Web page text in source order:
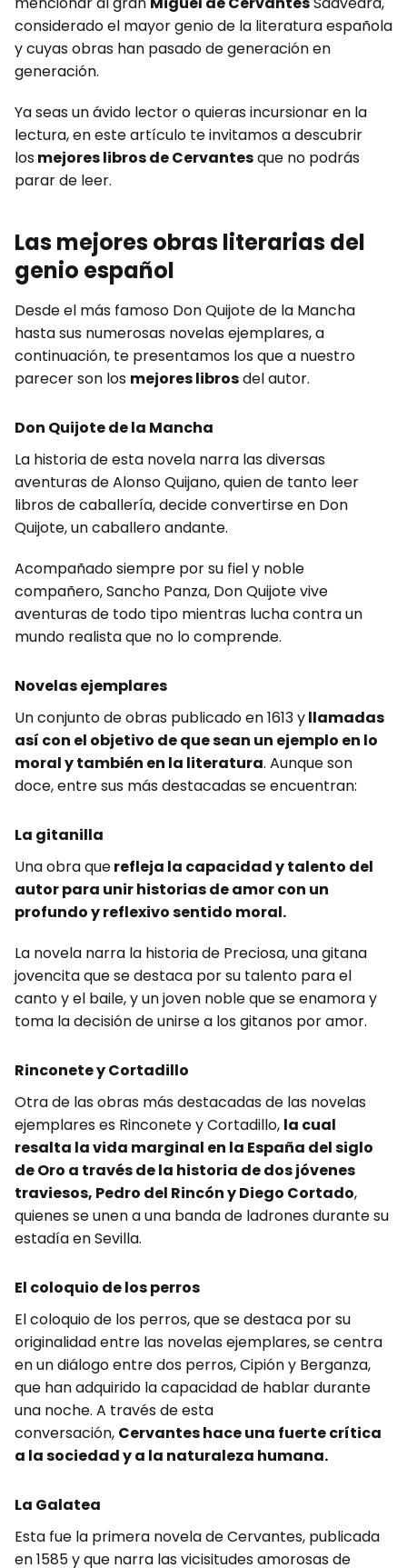
considerado el mayor genio de la literatura española
y cuyas obras han pasado de generación en
generación.
Ya seas un ávido lector o quieras incursionar en la
lectura, en este artículo te invitamos a descubrir
losmejores libros de Cervantesque no podrás
parar de leer.
Las mejores obras literarias del
genio español
Desde el más famoso Don Quijote de la Mancha
hasta sus numerosas novelas ejemplares, a
continuación, te presentamos los que a nuestro
parecer son los mejores librosdel autor.
Don Quijote de la Mancha
La historia de esta novela narra las diversas
aventuras de Alonso Quijano, quien de tanto leer
libros de caballería, decide convertirse en Don
Quijote, un caballero andante.
Acompañado siempre por su fiel y noble
compañero, Sancho Panza, Don Quijote vive
aventuras de todo tipo mientras lucha contra un
mundo realista que no lo comprende.
Novelas ejemplares
Un conjunto de obras publicado en 1613 yllamadas
así con el objetivo de que sean un ejemplo en lo
moral y también en la literatura. Aunque son
doce, entre sus más destacadas se encuentran:
La gitanilla
Una obra querefleja la capacidad y talento del
autor para unir historias de amor con un
profundo y reflexivo sentido moral.
La novela narra la historia de Preciosa, una gitana
jovencita que se destaca por su talento para el
canto y el baile, y un joven noble que se enamora y
toma la decisión de unirse a los gitanos por amor.
Rinconete y Cortadillo
Otra de las obras más destacadas de las novelas
ejemplares es Rinconete y Cortadillo, la cual
resalta la vida marginal en la España del siglo
de Oro a través de la historia de dos jóvenes
traviesos, Pedro del Rincón y Diego Cortado,
quienes se unen a una banda de ladrones durante su
estadía en Sevilla.
El coloquio de los perros
El coloquio de los perros, que se destaca por su
originalidad entre las novelas ejemplares, se centra
en un diálogo entre dos perros, Cipión y Berganza,
que han adquirido la capacidad de hablar durante
una noche. A través de esta
conversación, Cervantes hace una fuerte crítica
a la sociedad y a la naturaleza humana.
La Galatea
Esta fue la primera novela de Cervantes, publicada
en 1585 y que narra las vicisitudes amorosas de